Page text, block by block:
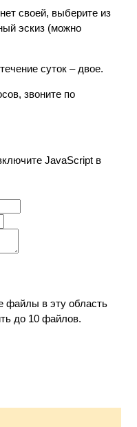
своей, выберите из
эскиз (можно
суток – двое.
звоните по
JavaScript в
файлы в эту область
до 10 файлов.